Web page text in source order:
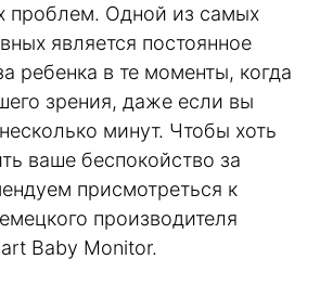
проблем. Одной из самых
является постоянное
ребенка в те моменты, когда
зрения, даже если вы
минут. Чтобы хоть
ваше беспокойство за
присмотреться к
производителя
Baby Monitor.